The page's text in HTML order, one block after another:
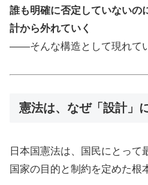
誰も明確に否定していないの
計から外れていく
――そんな構造として現れて
憲法は、なぜ「設計」
日本国憲法は、国民にとって
国家の目的と制約を定めた根